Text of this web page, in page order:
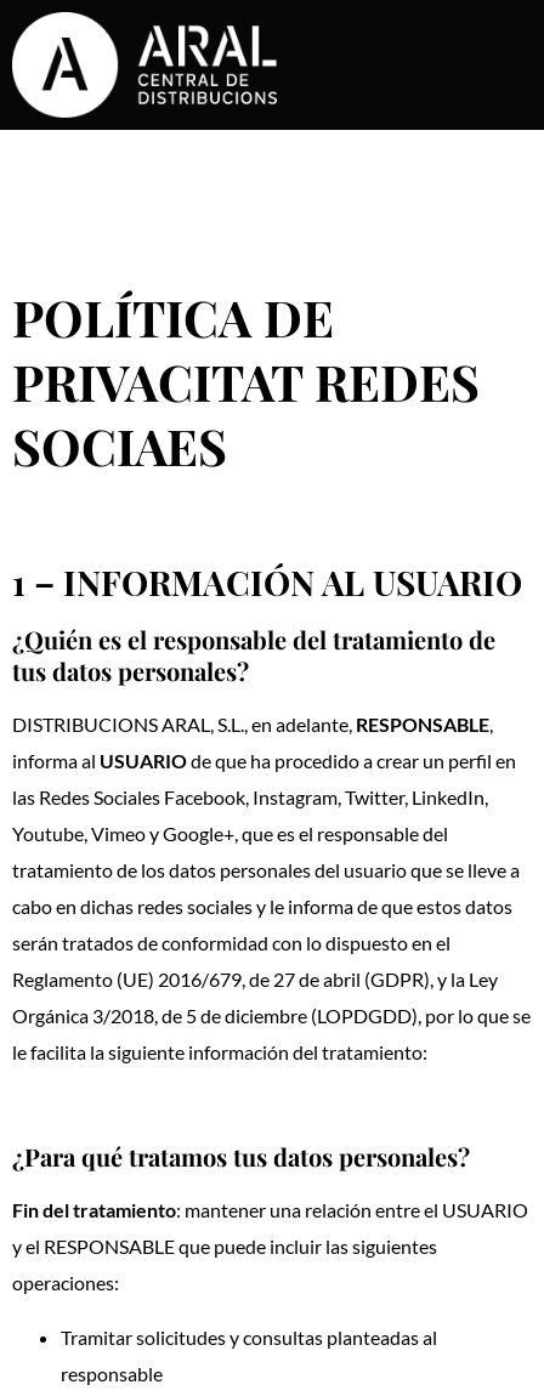
POLÍTICA DE
PRIVACITAT REDES
SOCIAES
1 – INFORMACIÓN AL USUARIO
¿Quién es el responsable del tratamiento de
tus datos personales?
DISTRIBUCIONS ARAL, S.L., en adelante, RESPONSABLE
informa al USUARIOde que ha procedido a crear un perfil en
las Redes Sociales Facebook, Instagram, Twitter, LinkedIn,
Youtube, Vimeo y Google+, que es el responsable del
tratamiento de los datos personales del usuario que se lleve a
cabo en dichas redes sociales y le informa de que estos datos
serán tratados de conformidad con lo dispuesto en el
Reglamento (UE) 2016/679, de 27 de abril (GDPR), y la Ley
Orgánica 3/2018, de 5 de diciembre (LOPDGDD), por lo que se
le facilita la siguiente información del tratamiento:
¿Para qué tratamos tus datos personales?
Fin del tratamiento: mantener una relación entre el USUARIO
y el RESPONSABLE que puede incluir las siguientes
operaciones:
Tramitar solicitudes y consultas planteadas al
responsable